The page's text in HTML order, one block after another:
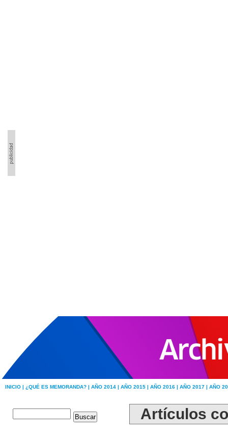
INICIO | ¿QUÉ ES MEMORANDA? | AÑO 2014 | AÑO 2015 | AÑO 2016 | AÑO 2017 | AÑO
Artículos